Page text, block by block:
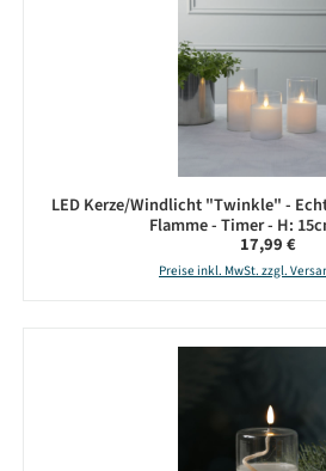
LED Kerze/Windlicht "Twinkle" -
Flamme - Timer - H:
Regulärer
17,99 €
Preise inkl. MwSt. zzgl.